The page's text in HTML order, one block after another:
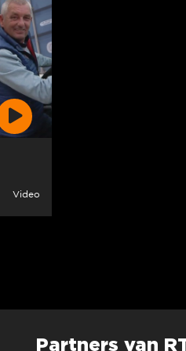
Video
Partners van